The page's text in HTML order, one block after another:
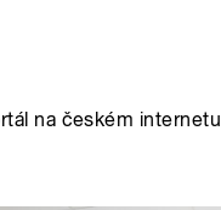
na českém internetu